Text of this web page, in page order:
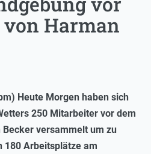
Harman
Heute Morgen haben sich
250 Mitarbeiter vor dem
versammelt um zu
180 Arbeitsplätze am